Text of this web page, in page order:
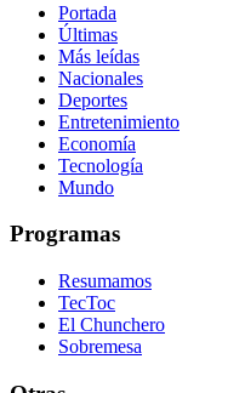
Portada
Últimas
Más leídas
Nacionales
Deportes
Entretenimiento
Economía
Tecnología
Mundo
Programas
Resumamos
TecToc
El Chunchero
Sobremesa